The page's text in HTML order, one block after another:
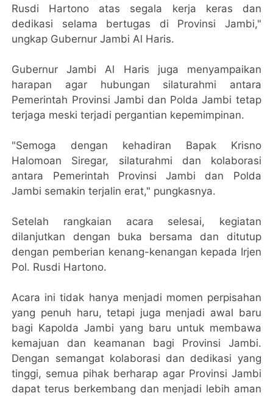
Rusdi Hartono atas segala kerja keras dan
dedikasi selama bertugas di Provinsi Jambi,"
ungkap Gubernur Jambi Al Haris.
Gubernur Jambi Al Haris juga menyampaikan
harapan agar hubungan silaturahmi antara
Pemerintah Provinsi Jambi dan Polda Jambi tetap
terjaga meski terjadi pergantian kepemimpinan.
"Semoga dengan kehadiran Bapak Krisno
Halomoan Siregar, silaturahmi dan kolaborasi
antara Pemerintah Provinsi Jambi dan Polda
Jambi semakin terjalin erat," pungkasnya.
Setelah rangkaian acara selesai, kegiatan
dilanjutkan dengan buka bersama dan ditutup
dengan pemberian kenang-kenangan kepada Irjen
Pol. Rusdi Hartono.
Acara ini tidak hanya menjadi momen perpisahan
yang penuh haru, tetapi juga menjadi awal baru
bagi Kapolda Jambi yang baru untuk membawa
kemajuan dan keamanan bagi Provinsi Jambi.
Dengan semangat kolaborasi dan dedikasi yang
tinggi, semua pihak berharap agar Provinsi Jambi
dapat terus berkembang dan menjadi lebih aman